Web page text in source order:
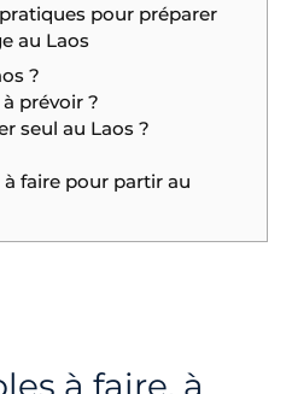
pour préparer
au Laos
?
prévoir ?
seul au Laos ?
à faire pour partir au
à faire, à